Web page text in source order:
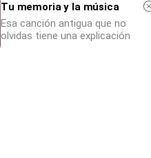
Tu memoria y la música
Esa canción antigua que no
olvidas tiene una explicación